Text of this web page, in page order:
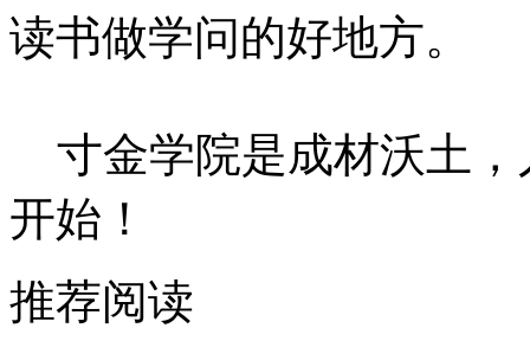
读书做学问的好地方。
寸金学院是成材沃土，
开始！
推荐阅读